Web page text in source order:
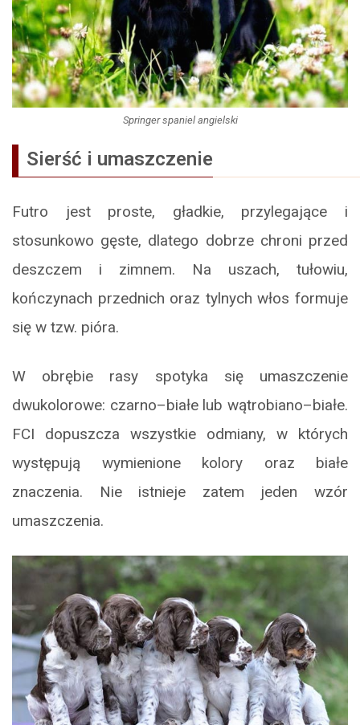
Springer spaniel angielski
Sierść i umaszczenie
Futro jest proste, gładkie, przylegające i
stosunkowo gęste, dlatego dobrze chroni przed
deszczem i zimnem. Na uszach, tułowiu,
kończynach przednich oraz tylnych włos formuje
się w tzw. pióra.
W obrębie rasy spotyka się umaszczenie
dwukolorowe: czarno–białe lub wątrobiano–białe.
FCI dopuszcza wszystkie odmiany, w których
występują wymienione kolory oraz białe
znaczenia. Nie istnieje zatem jeden wzór
umaszczenia.